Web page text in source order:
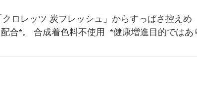
ロレッツ 炭フレッシュ」からすっぱさ控えめ
合*。 合成着色料不使用  *健康増進目的ではあ